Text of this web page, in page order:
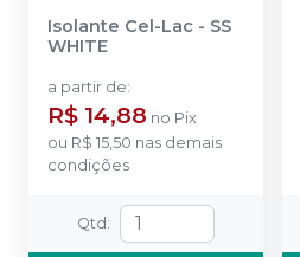
Isolante Cel-Lac - SS
WHITE
a partir de:
R$ 14,88 no Pix
ou R$ 15,50 nas demais
condições
Qtd :